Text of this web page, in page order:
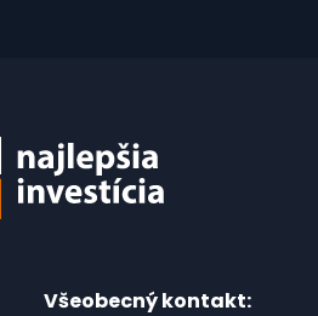
Všeobecný kontakt: